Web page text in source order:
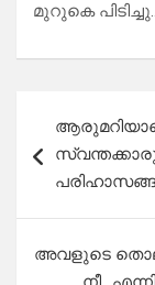
മുറുകെ പിടിച്ചു..
navigation
അവളുടെ തൊലി